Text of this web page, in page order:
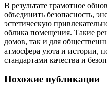
В результате грамотное
объединить безопасность,
эстетическую
облика помещения. Такие
домов, так и для
атмосфера уюта и истории,
стандартами качества и
Похожие публикации